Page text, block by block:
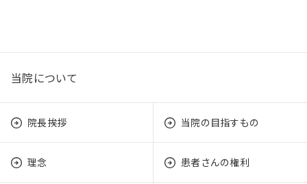
当院について
院長挨拶 当院の目指すもの
理念 患者さんの権利